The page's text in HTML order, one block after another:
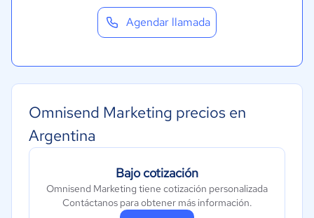
Agendar llamada
Omnisend Marketing precios en
Argentina
Bajo cotización
Omnisend Marketing tiene cotización personalizada
Contáctanos para obtener más información.